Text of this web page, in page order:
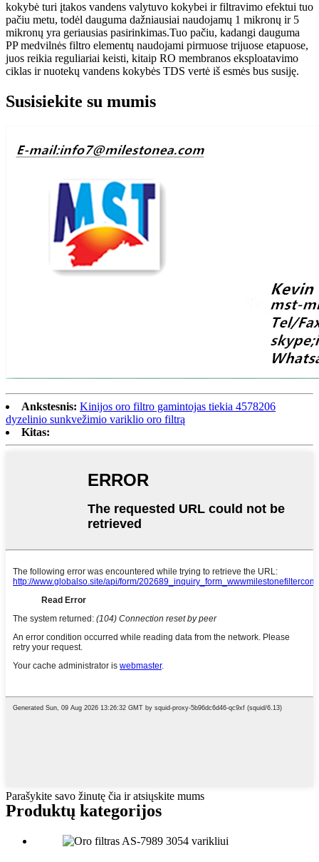
kokybė turi įtakos vandens valytuvo kokybei ir filtravimo efektui tuo
pačiu metu, todėl dauguma dažniausiai naudojamų 1 mikronų ir 5
mikronų yra geriausias pasirinkimas.Tuo pačiu, kadangi dauguma
PP medvilnės filtro elementų naudojami pirmuose trijuose etapuose,
juos reikia reguliariai keisti, kitaip RO membranos eksploatavimo
ciklas ir nuotekų vandens kokybės TDS vertė iš esmės bus susiję.
Susisiekite su mumis
Ankstesnis: Kinijos oro filtro gamintojas tiekia 4578206
dyzelinio sunkvežimio variklio oro filtrą
Kitas:
Parašykite savo žinutę čia ir atsiųskite mums
Produktų kategorijos